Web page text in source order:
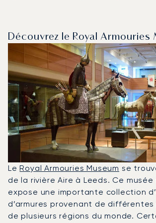
Découvrez le Royal Armouries
LeRoyal Armouries Museum se
de la rivière Aire à Leeds. Ce
expose une importante collection
d’armures provenant de
de plusieurs régions du monde.